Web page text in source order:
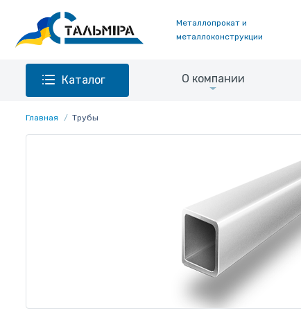
Металлопрокат и
металлоконструкции
Каталог О компании
Главная Трубы